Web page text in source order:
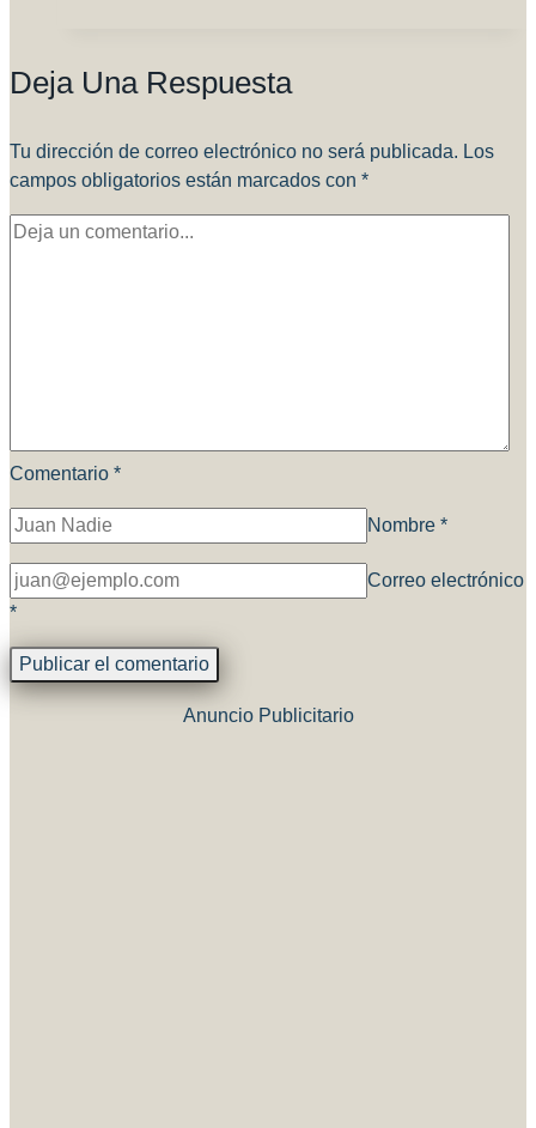
Modelistas
Aires)
Deja Una Respuesta
Tu dirección de correo electrónico no será publicada. Los
campos obligatorios están marcados con *
Comentario *
Nombre *
Correo electrónico
*
Anuncio Publicitario